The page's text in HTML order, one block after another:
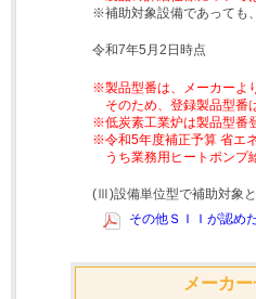
※補助対象設備であっても
令和7年5月2日時点
※製品型番は、メーカーよ
そのため、登録製品型番
※低炭素工業炉は製品型番
※令和5年度補正予算 省エ
うち業務用ヒートポンプ
(Ⅲ)設備単位型で補助対象
その他ＳＩＩが認め
メーカ